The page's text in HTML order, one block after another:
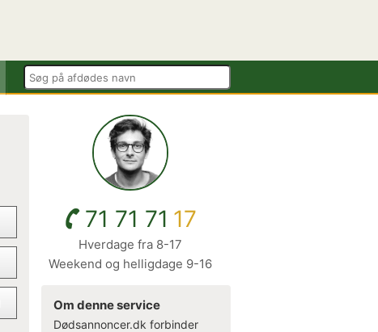
71 71 71 17
Hverdage fra 8-17
Weekend og helligdage 9-16
Om denne service
Dødsannoncer.dk forbinder